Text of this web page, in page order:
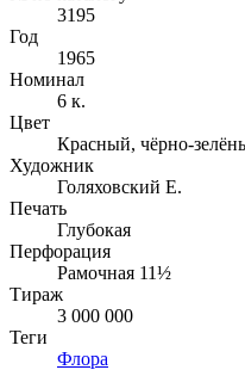
3195
Год
1965
Номинал
6 к.
Цвет
Красный, чёрно-
Художник
Голяховский Е.
Печать
Глубокая
Перфорация
Рамочная 11½
Тираж
3 000 000
Теги
Флора